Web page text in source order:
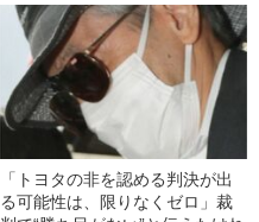
「トヨタの非を認める判決が出
る可能性は、限りなくゼロ」裁